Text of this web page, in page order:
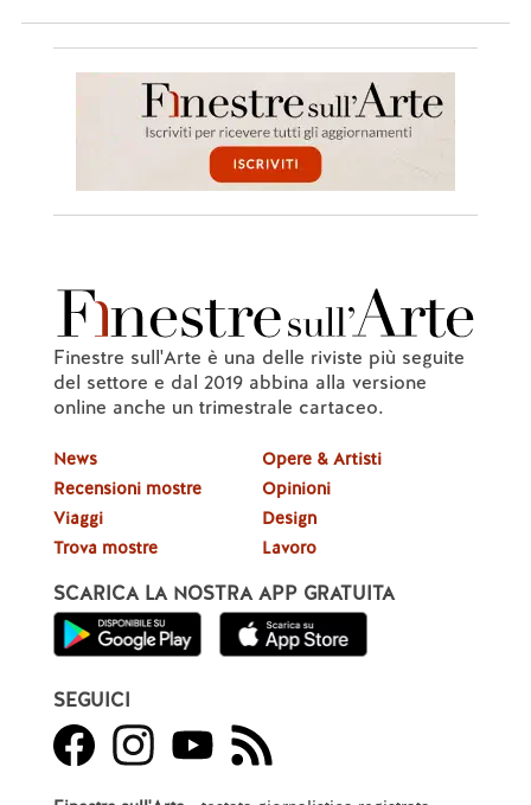
Finestre sull'Arte è una delle riviste più seguite
del settore e dal 2019 abbina alla versione
online anche un trimestrale cartaceo.
News
Recensioni mostre
Viaggi
Trova mostre
Opere & Artisti
Opinioni
Design
Lavoro
SCARICA LA NOSTRA APP GRATUITA
SEGUICI